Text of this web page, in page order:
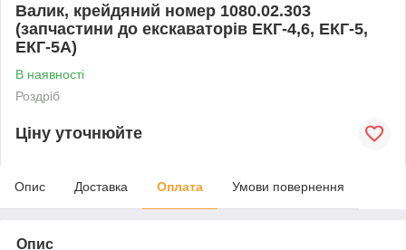
Валик, крейдяний номер 1080.02.303
(запчастини до екскаваторів ЕКГ-4,6, ЕКГ-5,
ЕКГ-5А)
В наявності
Роздріб
Ціну уточнюйте
Опис Доставка Оплата Умови повернення
Опис